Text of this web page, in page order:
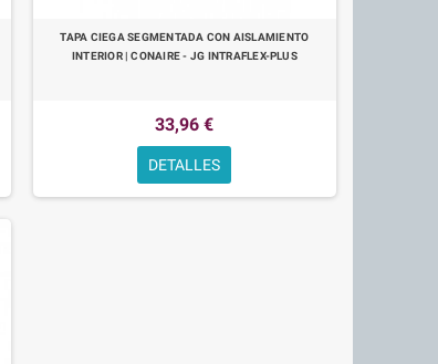
TAPA CIEGA SEGMENTADA CON AISLAMIENTO
INTERIOR | CONAIRE - JG INTRAFLEX-PLUS
33,96 €
DETALLES